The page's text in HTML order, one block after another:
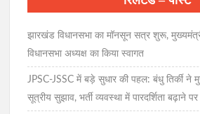
झारखंड विधानसभा का मॉनसून सत्र शुरू,
विधानसभा अध्यक्ष का किया स्वागत
JPSC-JSSC में बड़े सुधार की पहल: बंधु तिर्की ने
सूत्रीय सुझाव, भर्ती व्यवस्था में पारदर्शिता बढ़ाने